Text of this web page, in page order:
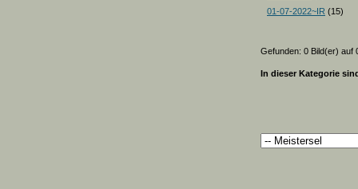
01-07-2022~IR (15)
Gefunden: 0 Bild(er) auf
In dieser Kategorie